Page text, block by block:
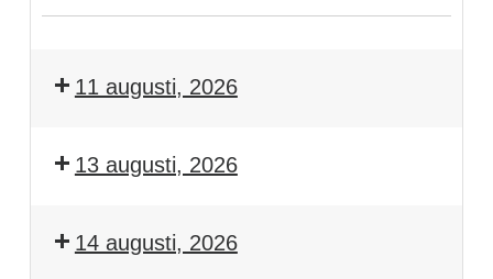
11 augusti, 2026
13 augusti, 2026
14 augusti, 2026